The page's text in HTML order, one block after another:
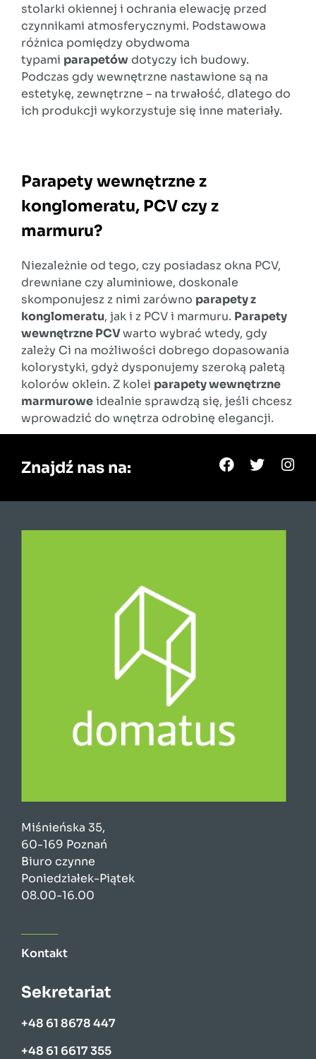
stolarki okiennej i ochrania elewację przed
czynnikami atmosferycznymi. Podstawowa
różnica pomiędzy obydwoma
typami parapetówdotyczy ich budowy.
Podczas gdy wewnętrzne nastawione są na
estetykę, zewnętrzne – na trwałość, dlatego do
ich produkcji wykorzystuje się inne materiały.
Parapety wewnętrzne z
konglomeratu, PCV czy z
marmuru?
Niezależnie od tego, czy posiadasz okna PCV,
drewniane czy aluminiowe, doskonale
skomponujesz z nimi zarówno parapety z
konglomeratu, jak i z PCV i marmuru. Parapety
wewnętrzne PCVwarto wybrać wtedy, gdy
zależy Ci na możliwości dobrego dopasowania
kolorystyki, gdyż dysponujemy szeroką paletą
kolorów oklein. Z kolei parapety wewnętrzne
marmuroweidealnie sprawdzą się, jeśli chcesz
wprowadzić do wnętrza odrobinę elegancji.
Znajdź nas na:
Miśnieńska 35,
60-169 Poznań
Biuro czynne
Poniedziałek-Piątek
08.00-16.00
Kontakt
Sekretariat
+48 61 8678 447
+48 61 6617 355